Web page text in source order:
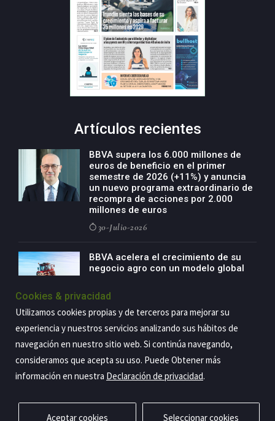
Artículos recientes
BBVA supera los 6.000 millones de
euros de beneficio en el primer
semestre de 2026 (+11%) y anuncia
un nuevo programa extraordinario de
recompra de acciones por 2.000
millones de euros
30-Julio-2026
BBVA acelera el crecimiento de su
negocio agro con un modelo global
países
29-Julio-2026
Copyright@2026 Estrategia Empresarial
Cookies & privacidad
Utilizamos cookies propias y de terceros para mejorar su
experiencia y nuestros servicios analizando sus hábitos de
navegación en nuestro sitio web. Si continúa navegando,
consideramos que acepta su uso. Puede Obtener más
información en nuestra Declaración de privacidad.
Aceptar cookies Seleccionar cookies